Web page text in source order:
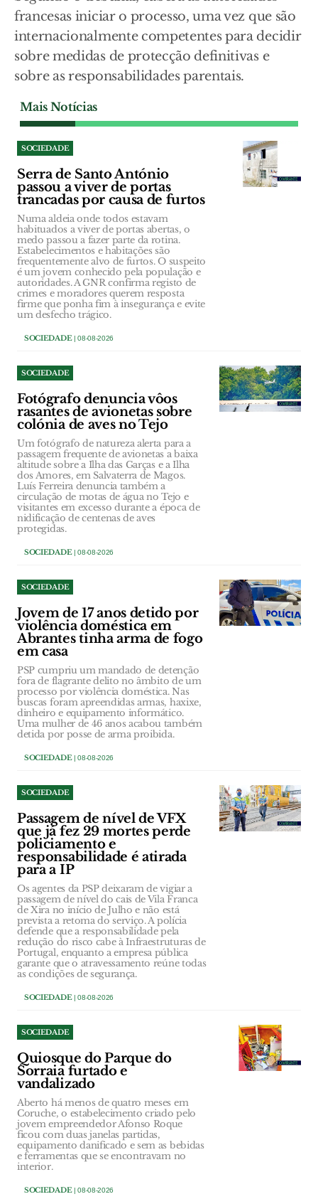
francesas iniciar o processo, uma vez que são
internacionalmente competentes para decidir
sobre medidas de protecção definitivas e
sobre as responsabilidades parentais.
Mais Notícias
SOCIEDADE
Serra de Santo António
passou a viver de portas
trancadas por causa de furtos
Numa aldeia onde todos estavam
habituados a viver de portas abertas, o
medo passou a fazer parte da rotina.
Estabelecimentos e habitações são
frequentemente alvo de furtos. O suspeito
é um jovem conhecido pela população e
autoridades. A GNR confirma registo de
crimes e moradores querem resposta
firme que ponha fim à insegurança e evite
um desfecho trágico.
SOCIEDADE| 08-08-2026
SOCIEDADE
Fotógrafo denuncia vôos
rasantes de avionetas sobre
colónia de aves no Tejo
Um fotógrafo de natureza alerta para a
passagem frequente de avionetas a baixa
altitude sobre a Ilha das Garças e a Ilha
dos Amores, em Salvaterra de Magos.
Luís Ferreira denuncia também a
circulação de motas de água no Tejo e
visitantes em excesso durante a época de
nidificação de centenas de aves
protegidas.
SOCIEDADE| 08-08-2026
SOCIEDADE
Jovem de 17 anos detido por
violência doméstica em
Abrantes tinha arma de fogo
em casa
PSP cumpriu um mandado de detenção
fora de flagrante delito no âmbito de um
processo por violência doméstica. Nas
buscas foram apreendidas armas, haxixe,
dinheiro e equipamento informático.
Uma mulher de 46 anos acabou também
detida por posse de arma proibida.
SOCIEDADE| 08-08-2026
SOCIEDADE
Passagem de nível de VFX
que já fez 29 mortes perde
policiamento e
responsabilidade é atirada
para a IP
Os agentes da PSP deixaram de vigiar a
passagem de nível do cais de Vila Franca
de Xira no início de Julho e não está
prevista a retoma do serviço. A polícia
defende que a responsabilidade pela
redução do risco cabe à Infraestruturas de
Portugal, enquanto a empresa pública
garante que o atravessamento reúne todas
as condições de segurança.
SOCIEDADE| 08-08-2026
SOCIEDADE
Quiosque do Parque do
Sorraia furtado e
vandalizado
Aberto há menos de quatro meses em
Coruche, o estabelecimento criado pelo
jovem empreendedor Afonso Roque
ficou com duas janelas partidas,
equipamento danificado e sem as bebidas
e ferramentas que se encontravam no
interior.
SOCIEDADE| 08-08-2026